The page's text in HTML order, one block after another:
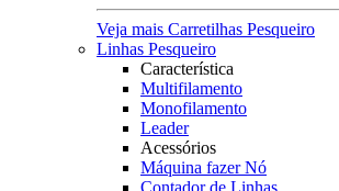
Veja mais Carretilhas Pesqueiro
Linhas Pesqueiro
Característica
Multifilamento
Monofilamento
Leader
Acessórios
Máquina fazer Nó
Contador de Linhas